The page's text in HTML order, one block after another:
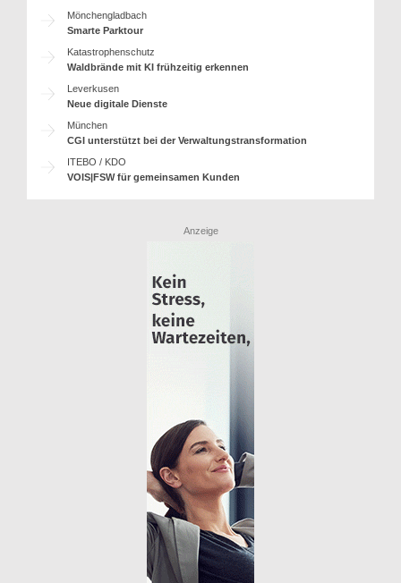
Mönchengladbach
Smarte Parktour
Katastrophenschutz
Waldbrände mit KI frühzeitig erkennen
Leverkusen
Neue digitale Dienste
München
CGI unterstützt bei der Verwaltungstransformation
ITEBO / KDO
VOIS|FSW für gemeinsamen Kunden
Anzeige